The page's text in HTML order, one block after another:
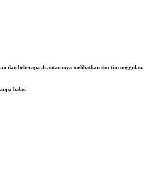
dan beberapa di antaranya melibatkan tim-tim unggulan.
balas.